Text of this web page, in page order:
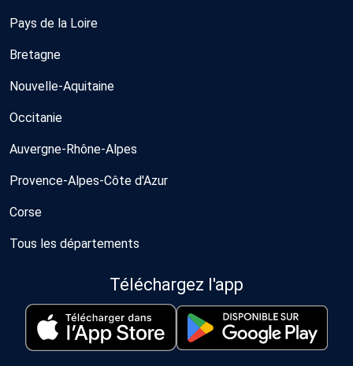
Pays de la Loire
Bretagne
Nouvelle-Aquitaine
Occitanie
Auvergne-Rhône-Alpes
Provence-Alpes-Côte d'Azur
Corse
Tous les départements
Téléchargez l'app